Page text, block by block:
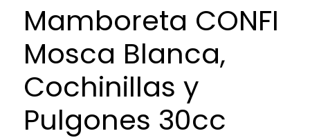
Mamboreta CONFI
Mosca Blanca,
Cochinillas y
Pulgones 30cc